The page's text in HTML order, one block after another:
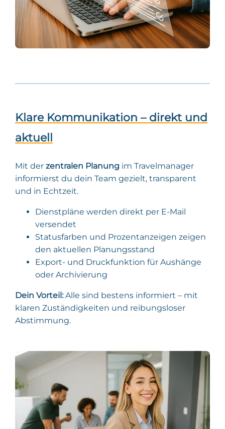
Klare Kommunikation – direkt und
aktuell
Mit derzentralen Planung im Travelmanager
informierst du dein Team gezielt, transparent
und in Echtzeit.
Dienstpläne werden direkt per E-Mail
versendet
Statusfarben und Prozentanzeigen zeigen
den aktuellen Planungsstand
Export- und Druckfunktion für Aushänge
oder Archivierung
Dein Vorteil:Alle sind bestens informiert – mit
klaren Zuständigkeiten und reibungsloser
Abstimmung.